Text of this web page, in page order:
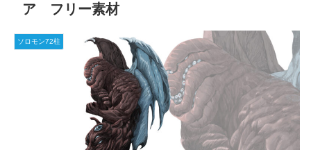
ア フリー素材
ソロモン72柱